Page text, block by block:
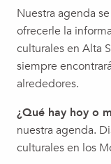
Premier week-end
Cirque :
Concert | Voyage
Soirée tropicale
Concert |
Nuestra agenda
ofrecerle la
culturales en Alta
siempre
alrededores.
¿Qué hay hoy o
nuestra agenda.
culturales en los